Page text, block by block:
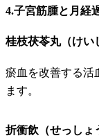
4.子宮筋腫と月経
桂枝茯苓丸（けい
瘀血を改善する活
ます。
折衝飲（せっしょ